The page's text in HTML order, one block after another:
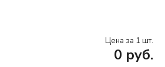
Цена за 1 шт.
0 руб.